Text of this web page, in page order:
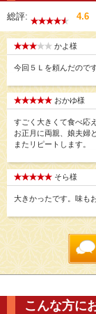
総評: 4.6
かよ様
今回５Ｌを頼んだので
おかゆ様
すごく大きくて食べ応
お正月に両親、娘夫婦
またリピートします。
そら様
大きかったです。味も
こんな方に